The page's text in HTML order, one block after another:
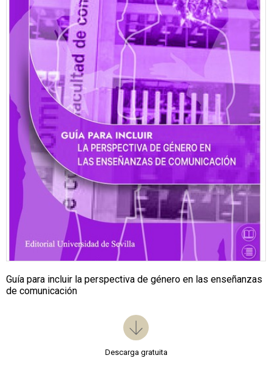
Guía para incluir la perspectiva de género en las enseñanzas
de comunicación
Descarga gratuita